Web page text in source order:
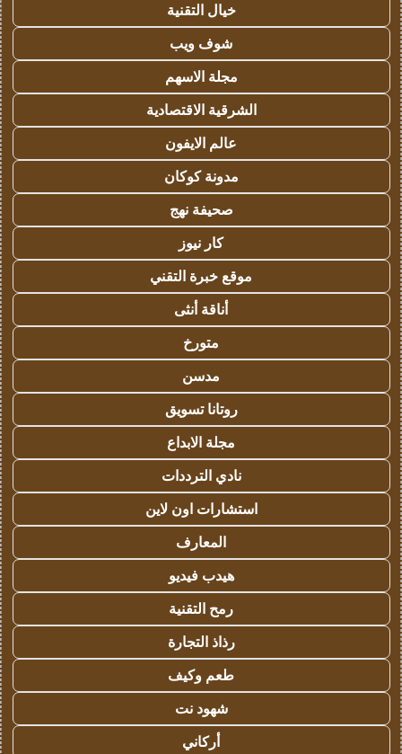
خيال التقنية
شوف ويب
مجلة الاسهم
الشرقية الاقتصادية
عالم الايفون
مدونة كوكان
صحيفة نهج
كار نيوز
موقع خبرة التقني
أناقة أنثى
متورخ
مدسن
روتانا تسويق
مجلة الابداع
نادي الترددات
استشارات اون لاين
المعارف
هيدب فيديو
رمح التقنية
رذاذ التجارة
طعم وكيف
شهود نت
أركاني